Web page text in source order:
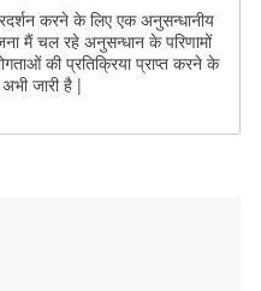
करने के लिए एक अनुसन्धानीय
मैं चल रहे अनुसन्धान के परिणामों
की प्रतिक्रिया प्राप्त करने के
जारी है |